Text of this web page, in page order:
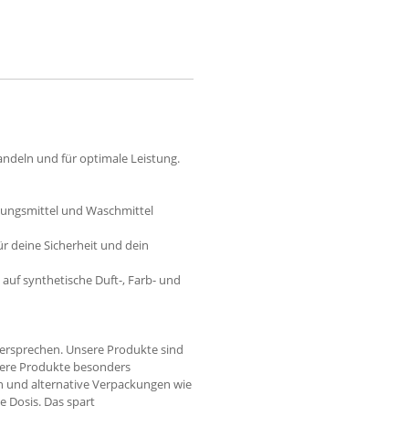
und für optimale Leistung.
und Waschmittel
deine Sicherheit und dein
synthetische Duft-, Farb- und
Unsere Produkte sind
Produkte besonders
und alternative Verpackungen wie
Dosis. Das spart